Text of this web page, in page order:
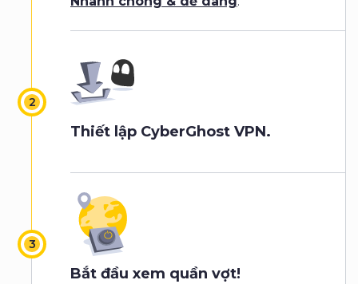
Thiết lập CyberGhost VPN.
Bắt đầu xem quần vợt!